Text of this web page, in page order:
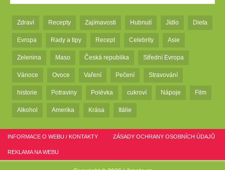
Zdraví Recepty Zajímavosti Hubnutí Jídlo Dieta
Evropa Rady a tipy Recept Celebrity Asie
Zelenina Maso Česká republika Střední Evropa
Vánoce Ovoce Vaření Pečení Stravování
historie Potraviny Polévka cukroví Nápoje Film
Alkohol Amerika Krása Itálie
INFORMACE O WEBU / KONTAKTY ZÁSADY OCHRANY OSOBNÍCH ÚDAJŮ
REKLAMA NA WEBU